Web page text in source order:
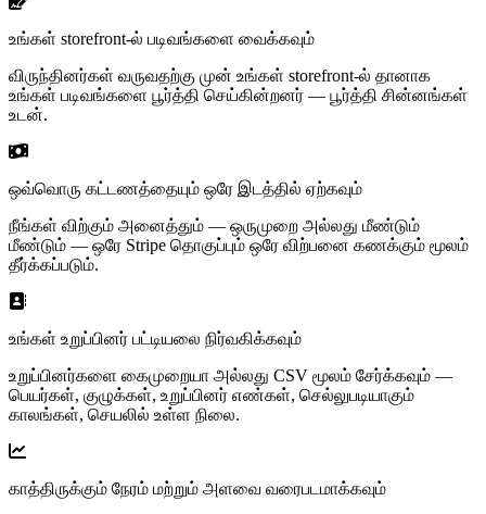
உங்கள் storefront-ல் படிவங்களை வைக்கவும்
விருந்தினர்கள் வருவதற்கு முன் உங்கள் storefront-ல் தானாக
உங்கள் படிவங்களை பூர்த்தி செய்கின்றனர் — பூர்த்தி சின்னங்கள்
உடன்.
ஒவ்வொரு கட்டணத்தையும் ஒரே இடத்தில் ஏற்கவும்
நீங்கள் விற்கும் அனைத்தும் — ஒருமுறை அல்லது மீண்டும்
மீண்டும் — ஒரே Stripe தொகுப்பும் ஒரே விற்பனை கணக்கும் மூலம்
தீர்க்கப்படும்.
உங்கள் உறுப்பினர் பட்டியலை நிர்வகிக்கவும்
உறுப்பினர்களை கைமுறையா அல்லது CSV மூலம் சேர்க்கவும் —
பெயர்கள், குழுக்கள், உறுப்பினர் எண்கள், செல்லுபடியாகும்
காலங்கள், செயலில் உள்ள நிலை.
காத்திருக்கும் நேரம் மற்றும் அளவை வரைபடமாக்கவும்